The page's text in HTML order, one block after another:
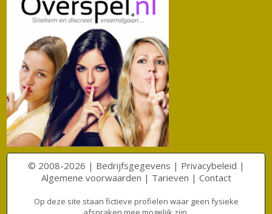
© 2008-2026 | Bedrijfsgegevens | Privacybeleid |
Algemene voorwaarden | Tarieven | Contact
Op deze site staan fictieve profielen waar geen fysieke